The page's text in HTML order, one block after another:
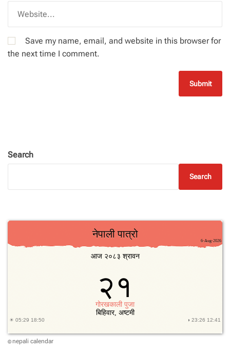
Save my name, email, and website in this browser for
the next time I comment.
Search
Search
© nepali calendar